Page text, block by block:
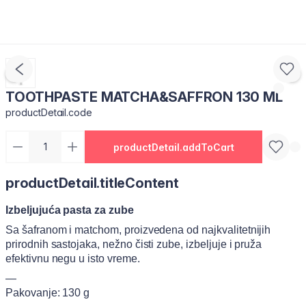
TOOTHPASTE MATCHA&SAFFRON 130 ML
productDetail.code
productDetail.addToCart
productDetail.titleContent
Izbeljujuća pasta za zube
Sa šafranom i matchom, proizvedena od najkvalitetnijih
prirodnih sastojaka, nežno čisti zube, izbeljuje i pruža
efektivnu negu u isto vreme.
—
Pakovanje: 130 g